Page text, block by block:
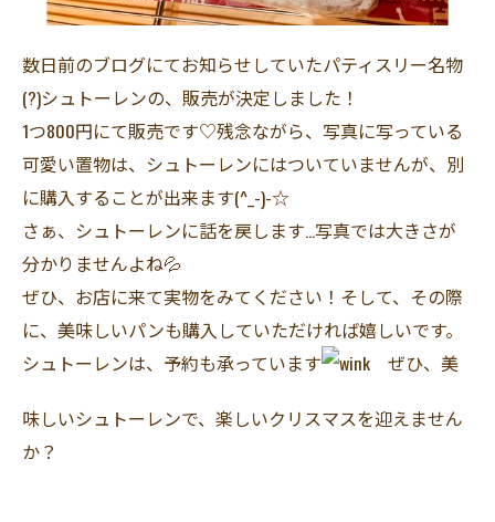
数日前のブログにてお知らせしていたパティスリー名物
(?)シュトーレンの、販売が決定しました！
1つ800円にて販売です♡残念ながら、写真に写っている
可愛い置物は、シュトーレンにはついていませんが、別
に購入することが出来ます(^_-)-☆
さぁ、シュトーレンに話を戻します…写真では大きさが
分かりませんよね💦
ぜひ、お店に来て実物をみてください！そして、その際
に、美味しいパンも購入していただければ嬉しいです。
シュトーレンは、予約も承っています
ぜひ、美
味しいシュトーレンで、楽しいクリスマスを迎えません
か？